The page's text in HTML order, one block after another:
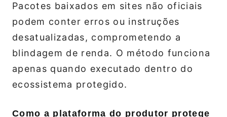
Pacotes baixados em sites não oficiais
podem conter erros ou instruções
desatualizadas, comprometendo a
blindagem de renda. O método funciona
apenas quando executado dentro do
ecossistema protegido.
Como a plataforma do produtor protege